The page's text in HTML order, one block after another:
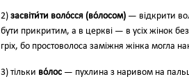
2) засвіти́ти во­ло́сся (во́лосом) — відкрити
бути прикритим, а в церкві — в усіх жінок
гріх, бо простоволоса заміжня жінка могла
3) тіль­ки во́лос — пухлина з наривом на